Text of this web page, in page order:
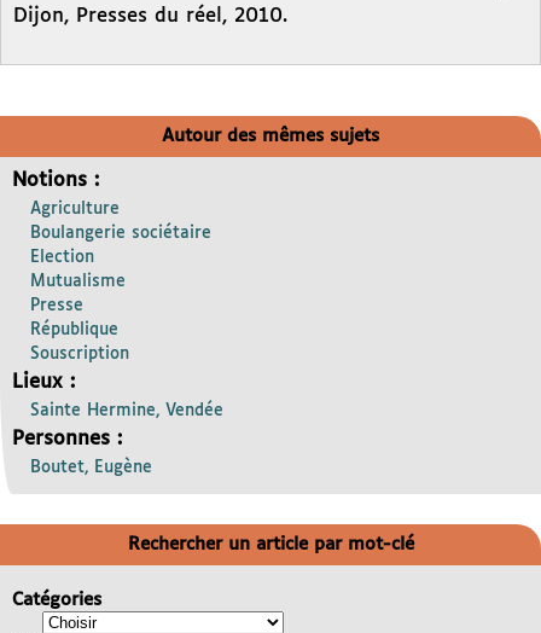
Dijon, Presses du réel, 2010.
Autour des mêmes sujets
Notions :
Agriculture
Boulangerie sociétaire
Election
Mutualisme
Presse
République
Souscription
Lieux :
Sainte Hermine, Vendée
Personnes :
Boutet, Eugène
Rechercher un article par mot-clé
Catégories